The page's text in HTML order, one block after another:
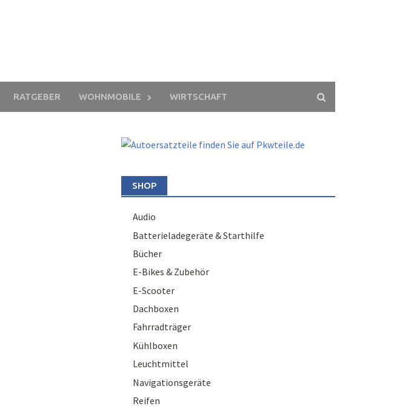
RATGEBER WOHNMOBILE WIRTSCHAFT
SHOP
Audio
Batterieladegeräte & Starthilfe
Bücher
E-Bikes & Zubehör
E-Scooter
Dachboxen
Fahrradträger
Kühlboxen
Leuchtmittel
Navigationsgeräte
Reifen